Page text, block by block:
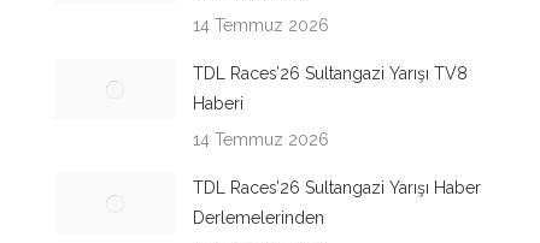
14 Temmuz 2026
TDL Races’26 Sultangazi Yarışı TV8
Haberi
14 Temmuz 2026
TDL Races’26 Sultangazi Yarışı Haber
Derlemelerinden